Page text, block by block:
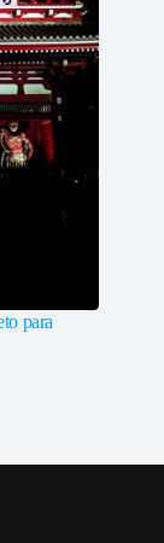
para